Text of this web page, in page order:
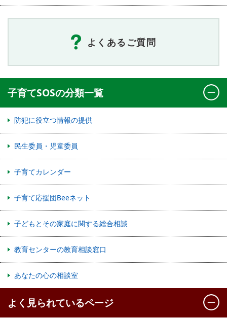
よくあるご質問
子育てSOSの分類一覧
防犯に役立つ情報の提供
民生委員・児童委員
子育てカレンダー
子育て応援団Beeネット
子どもとその家庭に関する総合相談
教育センターの教育相談窓口
あなたの心の相談室
よく見られているページ